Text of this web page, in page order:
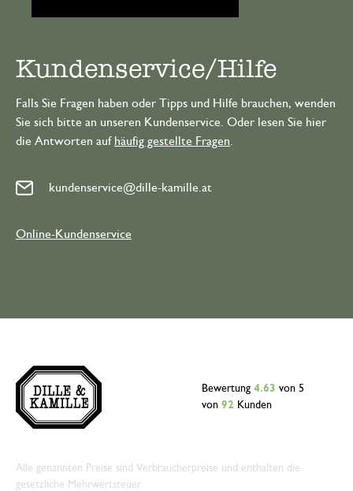
Kundenservice/Hilfe
Falls Sie Fragen haben oder Tipps und Hilfe brauchen, wenden
Sie sich bitte an unseren Kundenservice. Oder lesen Sie hier
die Antworten auf häufig gestellte Fragen
kundenservice@dille-kamille.at
Online-Kundenservice
Bewertung 4.63 von 5
von 92 Kunden
Alle genannten Preise sind Verbraucherpreise und enthalten die
gesetzliche Mehrwertsteuer.